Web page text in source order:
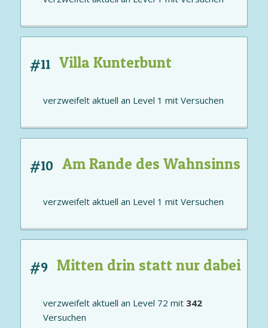
#11 Villa Kunterbunt
verzweifelt aktuell an Level 1 mitVersuchen
#10 Am Rande des Wahnsinns
verzweifelt aktuell an Level 1 mitVersuchen
#9 Mitten drin statt nur dabei
verzweifelt aktuell an Level 72 mit 342
Versuchen